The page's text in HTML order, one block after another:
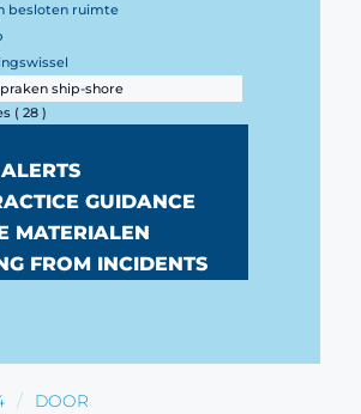
besloten ruimte
ship-shore
( 28 )
GUIDANCE
MATERIALEN
FROM INCIDENTS
/
DOOR